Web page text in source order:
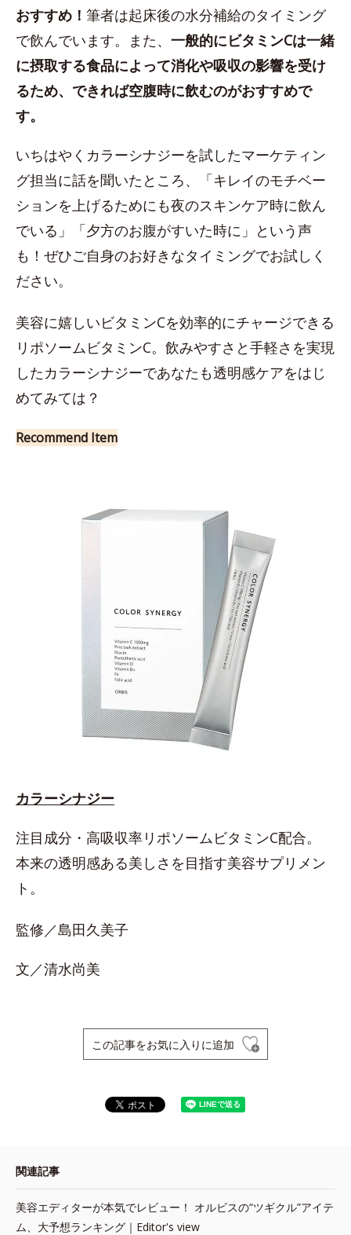
おすすめ！ 筆者は起床後の水分補給のタイミング
で飲んでいます。また、 一般的にビタミンCは一緒
に摂取する食品によって消化や吸収の影響を受け
るため、できれば空腹時に飲むのがおすすめで
す。
いちはやくカラーシナジーを試したマーケティン
グ担当に話を聞いたところ、「キレイのモチベー
ションを上げるためにも夜のスキンケア時に飲ん
でいる」「夕方のお腹がすいた時に」という声
も！ぜひご自身のお好きなタイミングでお試しく
ださい。
美容に嬉しいビタミンCを効率的にチャージできる
リポソームビタミンC。飲みやすさと手軽さを実現
したカラーシナジーであなたも透明感ケアをはじ
めてみては？
Recommend Item
カラーシナジー
注目成分・高吸収率リポソームビタミンC配合。
本来の透明感ある美しさを目指す美容サプリメン
ト。
監修／島田久美子
文／清水尚美
この記事をお気に入りに追加
関連記事
美容エディターが本気でレビュー！ オルビスの“ツギクル”アイテ
ム、大予想ランキング｜Editor's view